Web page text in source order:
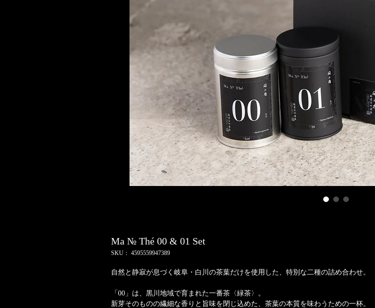
Ma № Thé 00 & 01 Set
SKU： 4595559947389
自然と静寂が息づく岐阜・白川の茶葉だけを使用した、特別な二種の詰め合わせ。
「00」は、黒川地域で育まれた一番茶〈緑茶〉。
新芽そのものの繊細な香りと旨味を閉じ込めた、茶葉の本質を味わうための一杯。